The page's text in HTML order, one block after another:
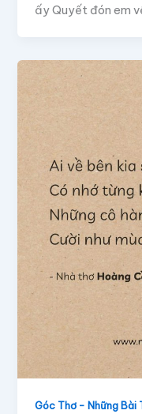
ấy Quyết đón em
Góc Thơ - Những Bài